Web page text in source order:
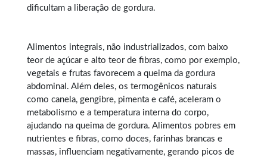
dificultam a liberação de gordura.
Alimentos integrais, não industrializados, com baixo
teor de açúcar e alto teor de fibras, como por exemplo,
vegetais e frutas favorecem a queima da gordura
abdominal. Além deles, os termogênicos naturais
como canela, gengibre, pimenta e café, aceleram o
metabolismo e a temperatura interna do corpo,
ajudando na queima de gordura. Alimentos pobres em
nutrientes e fibras, como doces, farinhas brancas e
massas, influenciam negativamente, gerando picos de